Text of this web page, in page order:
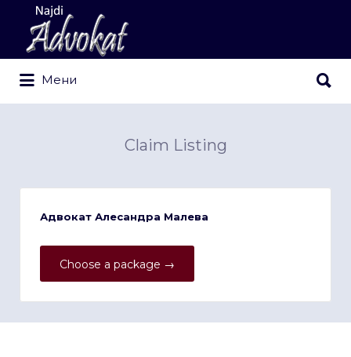
Search
for:
Мени
for:
Claim Listing
Адвокат Алесандра Малева